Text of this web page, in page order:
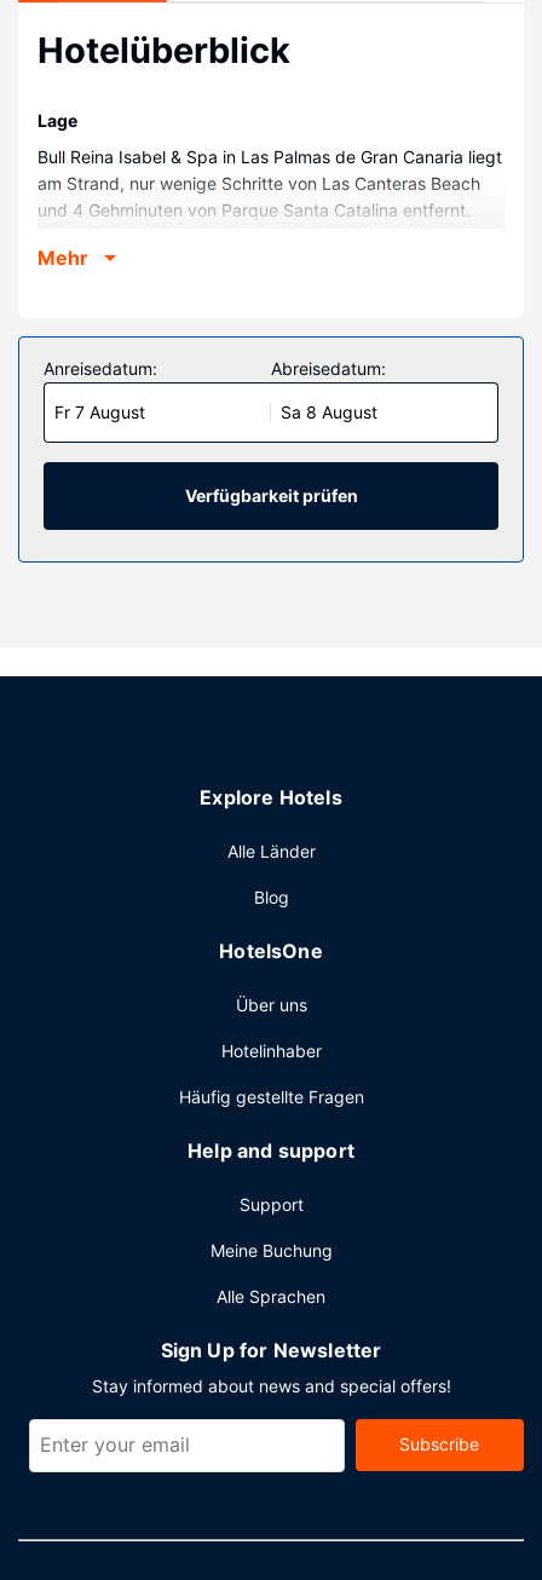
Hotelüberblick
Lage
Bull Reina Isabel & Spa in Las Palmas de Gran Canaria liegt
am Strand, nur wenige Schritte von Las Canteras Beach
und 4 Gehminuten von Parque Santa Catalina entfernt.
Palmas und 0,7 km von Centro de Arte La Regenta
Fühl dich in einem der 225 klimatisierten Zimmer mit
Kühlschrank und Minibar wie zu Hause. Die Zimmer haben
eigene Balkone. Flachbildfernseher mit Digitalempfang
garantieren Unterhaltung und es gibt außerdem einen
WLAN-Internetzugang (kostenlos). Es sind eigene
Badezimmer mit Duschen vorhanden, die über kostenlose
Toilettenartikel und Bidets verfügen.
Ausstattung der Anlage
dich das Richtige dabei: Außenpool, Dampfbad und
Besuche die Poolbar oder eine der 2 Bars/Lounges und
Zum Angebot gehören ein PC-Arbeitsplatz, ein
Rezeption. Wenn du eine Veranstaltung in Las Palmas de
zu den 9386 Quadratfuß (872 Quadratmeter) großen
Veranstaltungsräumlichkeiten zählen Konferenzfläche und
ein Tagungsraum. Vor Ort gibt es Folgendes: Parken ohne
Service (kostenlos).
Mehr
Anreisedatum:
Fr 7 August
Abreisedatum:
Sa 8 August
Verfügbarkeit prüfen
Explore Hotels
Alle Länder
Blog
HotelsOne
Über uns
Hotelinhaber
Häufig gestellte Fragen
Help and support
Support
Meine Buchung
Alle Sprachen
Sign Up for Newsletter
Stay informed about news and special offers!
Subscribe